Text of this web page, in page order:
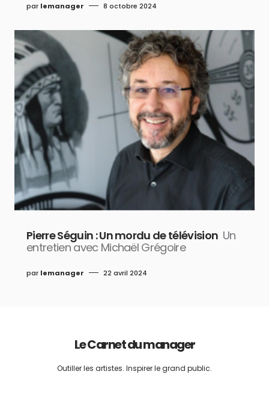
par lemanager 8 octobre 2024
Pierre Séguin : Un mordu de télévision Un
entretien avec Michaël Grégoire
par lemanager 22 avril 2024
Le Carnet du manager
Outiller les artistes. Inspirer le grand public.